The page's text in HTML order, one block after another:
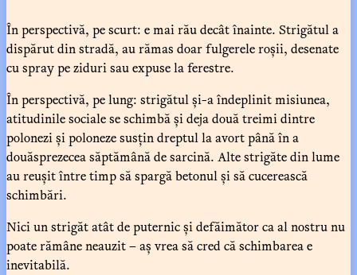
În perspectivă, pe scurt: e mai rău decât înainte. Strigătul a
dispărut din stradă, au rămas doar fulgerele roșii, desenate
cu spray pe ziduri sau expuse la ferestre.
În perspectivă, pe lung: strigătul și-a îndeplinit misiunea,
atitudinile sociale se schimbă și deja două treimi dintre
polonezi și poloneze susțin dreptul la avort până în a
douăsprezecea săptămână de sarcină. Alte strigăte din lume
au reușit între timp să spargă betonul și să cucerească
schimbări.
Nici un strigăt atât de puternic și defăimător ca al nostru nu
poate rămâne neauzit – aș vrea să cred că schimbarea e
inevitabilă.